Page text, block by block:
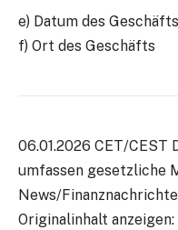
e) Datum des Geschäfts
f) Ort des Geschäfts
06.01.2026 CET/CEST
umfassen gesetzliche
News/
Originalinhalt anzeigen: